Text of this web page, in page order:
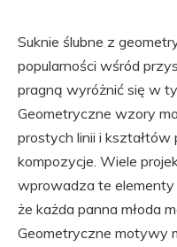
Suknie ślubne z
popularności wśród
pragną wyróżnić się w
Geometryczne wzory
prostych linii i kształtów
kompozycje. Wiele
wprowadza te elementy
że każda panna młoda
Geometryczne motywy